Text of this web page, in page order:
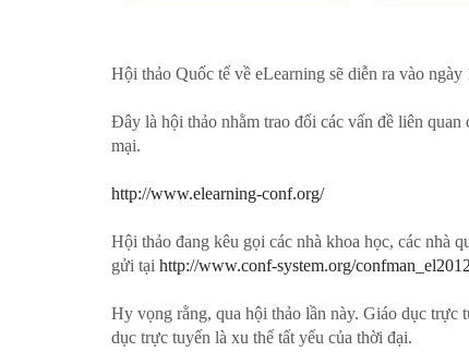
Hội thảo Quốc tế về eLearning sẽ diễn ra vào
Đây là hội thảo nhằm trao đổi các vấn đề liên
mại.
http://www.elearning-conf.org/
Hội thảo đang kêu gọi các nhà khoa học, các nhà
gửi tại http://www.conf-system.org/
Hy vọng rằng, qua hội thảo lần này. Giáo dục
dục trực tuyến là xu thế tất yếu của thời đại.